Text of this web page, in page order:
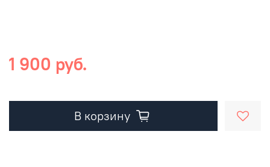
1 900 руб.
В корзину